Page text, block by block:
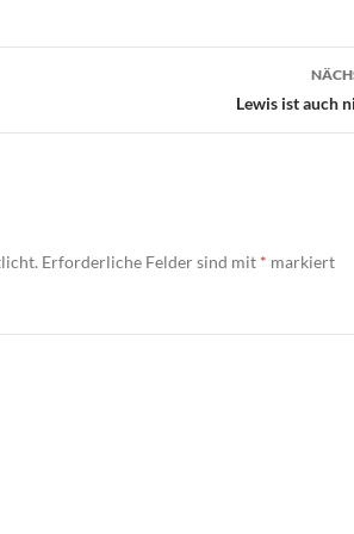
Lewis ist auch
Erforderliche Felder sind mit * markiert